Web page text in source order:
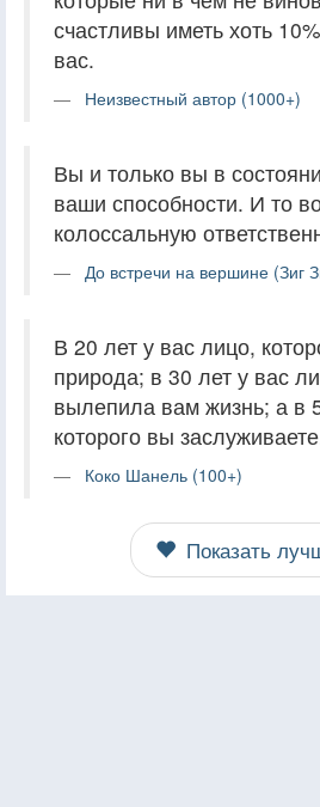
счастливы иметь хоть
вас.
Неизвестный автор (1000+)
Вы и только вы в
ваши способности. И то
колоссальную
До встречи на вершине (Зиг
В 20 лет у вас лицо,
природа; в 30 лет у вас
вылепила вам жизнь; а в
которого вы
Коко Шанель (100+)
Показать